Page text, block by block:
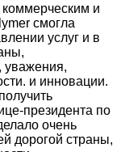
и
смогла
услуг и в
уважения,
и инновации.
президента по
очень
дорогой страны,